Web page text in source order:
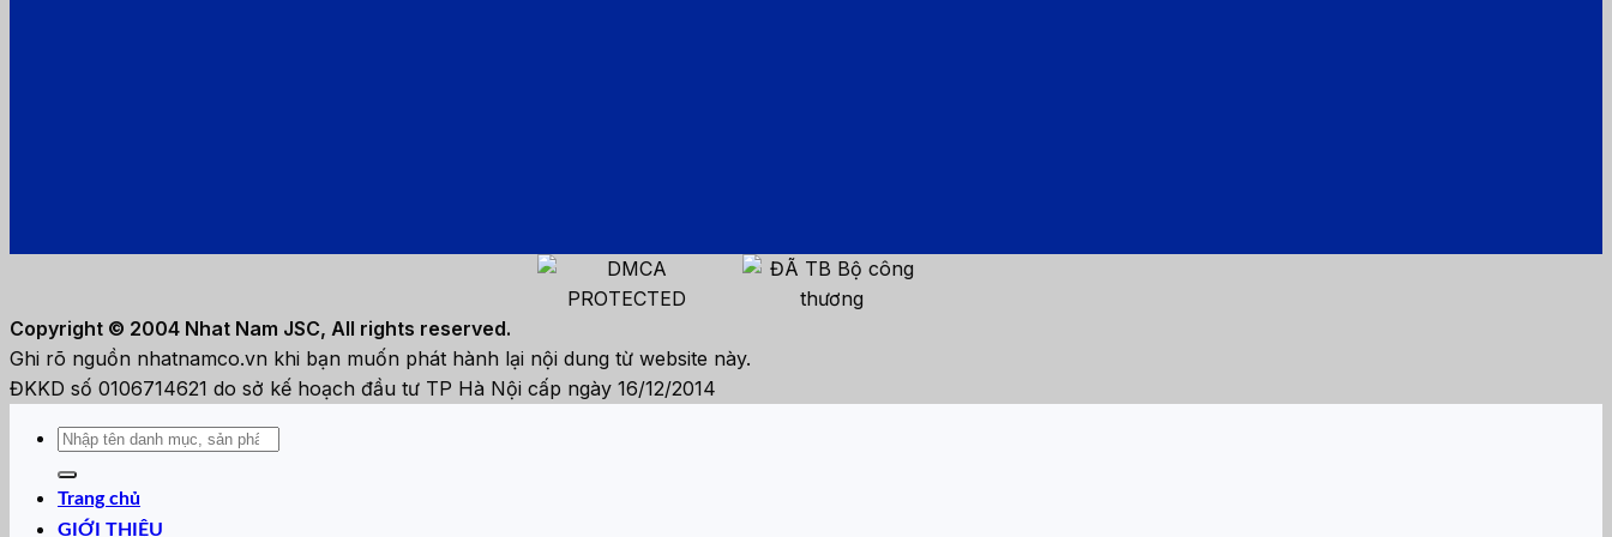
Copyright © 2004 Nhat Nam JSC, All rights reserved.
Ghi rõ nguồn nhatnamco.vn khi bạn muốn phát hành lại nội dung từ website này.
ĐKKD số 0106714621 do sở kế hoạch đầu tư TP Hà Nội cấp ngày 16/12/2014
Tìm
kiếm:
Trang chủ
GIỚI THIỆU